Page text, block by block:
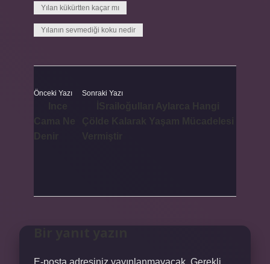
Yılan kükürtten kaçar mı
Yılanın sevmediği koku nedir
Önceki Yazı Sonraki Yazı
E-posta adresiniz yayınlanmayacak. Gerekli